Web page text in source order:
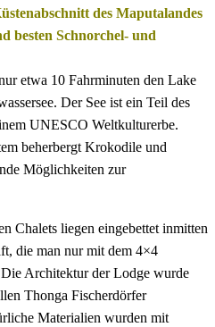
des Maputalandes
besten Schnorchel- und
etwa 10 Fahrminuten den Lake
Der See ist ein Teil des
UNESCO Weltkulturerbe.
beherbergt Krokodile und
Möglichkeiten zur
Chalets liegen eingebettet inmitten
die man nur mit dem 4×4
Architektur der Lodge wurde
Thonga Fischerdörfer
Materialien wurden mit